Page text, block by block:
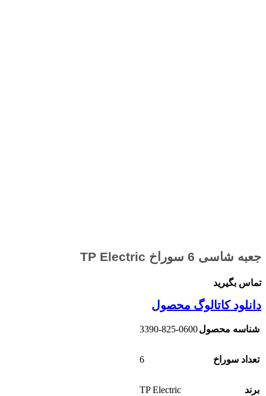
جعبه شاسی 6 سوراخ TP Electric
تماس بگیرید
دانلود کاتالوگ محصول
شناسه محصول3390-825-0600
تعداد سوراخ 6
برند TP Electric